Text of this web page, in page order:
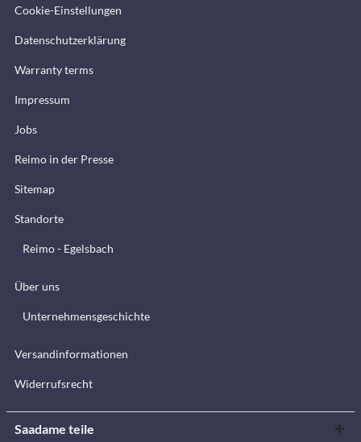
Cookie-Einstellungen
Datenschutzerklärung
Warranty terms
Impressum
Jobs
Reimo in der Presse
Sitemap
Standorte
Reimo - Egelsbach
Über uns
Unternehmensgeschichte
Versandinformationen
Widerrufsrecht
Saadame teile